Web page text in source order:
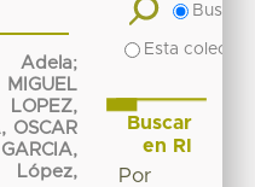
;
OSCAR
López,
Buscar
Esta
Buscar
en RI
Por